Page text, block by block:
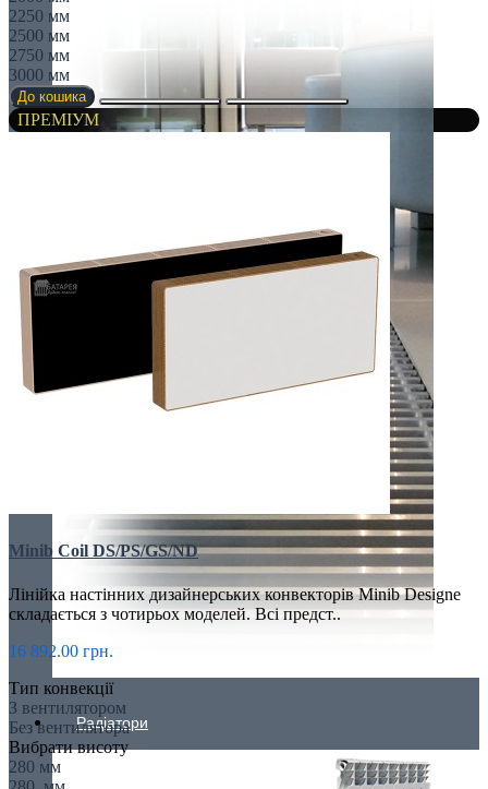
Радіатори
2250 мм
2500 мм
2750 мм
3000 мм
До кошика
ПРЕМІУМ
Minib Coil DS/PS/GS/ND
Лінійка настінних дизайнерських конвекторів Minib Designe
складається з чотирьох моделей. Всі предст..
16 892.00 грн.
Тип конвекції
З вентилятором
Без вентилятора
Вибрати висоту
280 мм